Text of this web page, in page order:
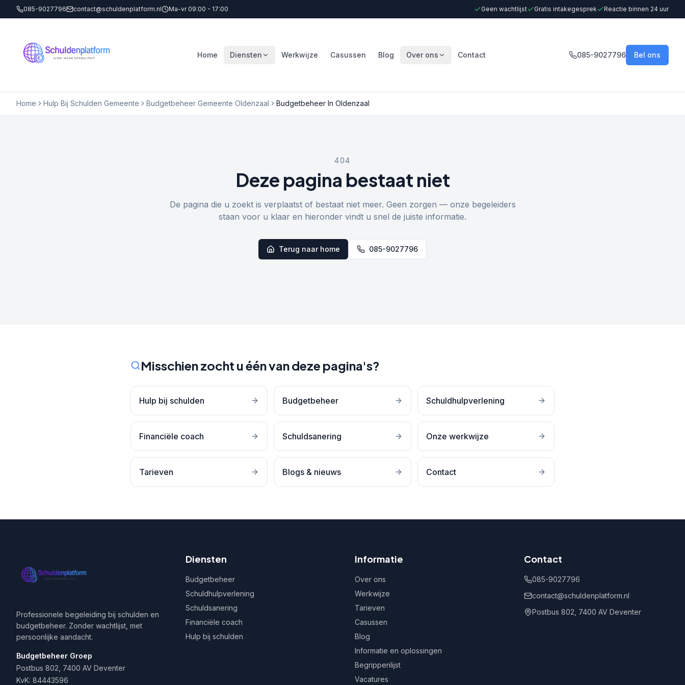
085-9027796 contact@schuldenplatform.nl Ma-vr 09:00 - 17:00 Geen wachtlijst Gratis intakegesprek Reactie binnen 24 uur
Home Diensten Werkwijze Casussen Blog Over ons Contact 085-9027796 Bel ons
Home Hulp Bij Schulden Gemeente Budgetbeheer Gemeente Oldenzaal Budgetbeheer In Oldenzaal
404
Deze pagina bestaat niet
De pagina die u zoekt is verplaatst of bestaat niet meer. Geen zorgen — onze begeleiders
staan voor u klaar en hieronder vindt u snel de juiste informatie.
Terug naar home 085-9027796
Misschien zocht u één van deze pagina's?
Hulp bij schulden Budgetbeheer Schuldhulpverlening
Financiële coach Schuldsanering Onze werkwijze
Tarieven Blogs & nieuws Contact
Professionele begeleiding bij schulden en
budgetbeheer. Zonder wachtlijst, met
persoonlijke aandacht.
Budgetbeheer Groep
Postbus 802, 7400 AV Deventer
KvK: 84443596
Diensten
Budgetbeheer
Schuldhulpverlening
Schuldsanering
Financiële coach
Hulp bij schulden
Informatie
Over ons
Werkwijze
Tarieven
Casussen
Blog
Informatie en oplossingen
Begrippenlijst
Vacatures
Contact
085-9027796
contact@schuldenplatform.nl
Postbus 802, 7400 AV Deventer